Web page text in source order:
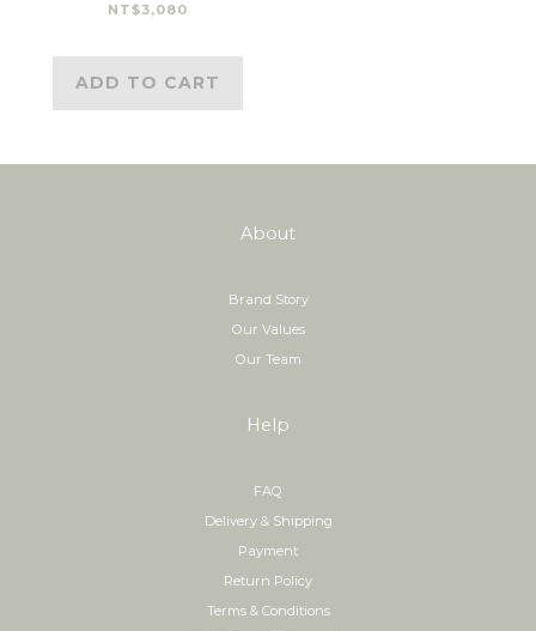
NT$3,080
ADD TO CART
About
Brand Story
Our Values
Our Team
Help
FAQ
Delivery & Shipping
Payment
Return Policy
Terms & Conditions